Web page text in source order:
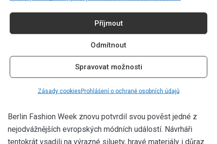
Příjmout
Odmítnout
Spravovat možnosti
Zásady cookiesProhlášení o ochraně osobních údajů
Zapomeňte na minimalismus a přijměte
patchwork nebo návleky: 7 módních
trendů, které ovládly Berlin Fashion
Week a míří do ulic
Dominika Blchová 11.07.2026
Berlin Fashion Week znovu potvrdil svou pověst jedné z
nejodvážnějších evropských módních událostí. Návrháři
tentokrát vsadili na výrazné siluety, hravé materiály i důraz